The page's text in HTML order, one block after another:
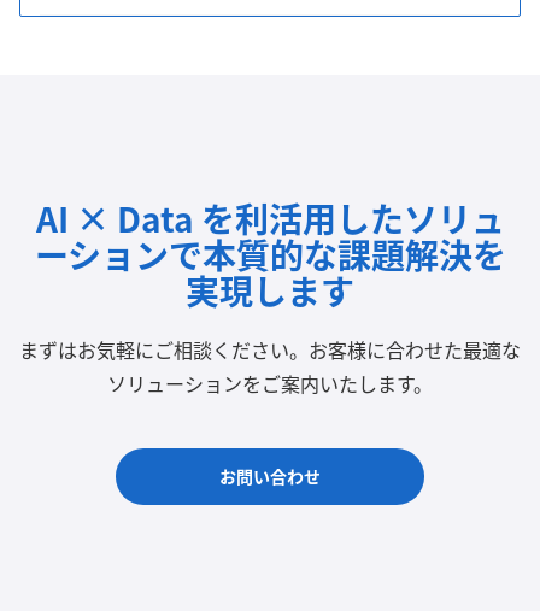
AI × Data を利活用したソリュ
ーションで本質的な課題解決を
実現します
まずはお気軽にご相談ください。 お客様に合わせた最適な
ソリューションをご案内いたします。
お問い合わせ